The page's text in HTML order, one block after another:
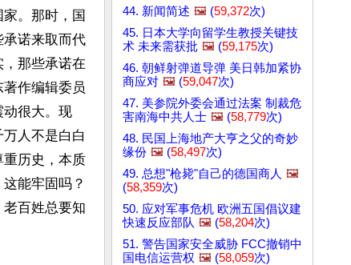
。那时，国
诺来取而代
那些承诺在
作编辑委员
动很大。现
人不是白白
历史，本质
能牢固吗？
百姓总要知
44. 新闻简述 🖼️ (59,372次)
45. 日本大学向留学生教授关键技
术 未来需获批 🖼️ (59,175次)
46. 朝鲜射弹道导弹 美日韩加紧协
商应对 🖼️ (59,047次)
47. 美参院外委会通过法案 制裁危
害南海中共人士 🖼️ (58,779次)
48. 民国上海地产大亨之父的奇妙
缘份 🖼️ (58,497次)
49. 总想"枪毙"自己的德国商人 🖼️
(58,359次)
50. 应对军事危机 欧洲五国倡议建
快速反应部队 🖼️ (58,204次)
51. 警告国家安全威胁 FCC撤销中
国电信运营权 🖼️ (58,059次)